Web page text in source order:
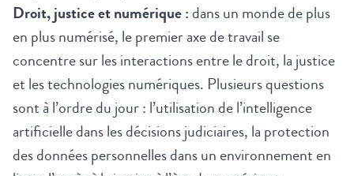
Droit, justice et numérique :dans un monde de plus
en plus numérisé, le premier axe de travail se
concentre sur les interactions entre le droit, la justice
et les technologies numériques. Plusieurs questions
sont à l’ordre du jour : l’utilisation de l’intelligence
artificielle dans les décisions judiciaires, la protection
des données personnelles dans un environnement en